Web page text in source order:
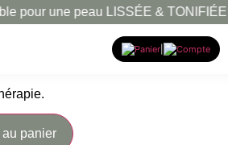
une peau LISSÉE & TONIFIÉE !
routine beauté bien-être naturelle
panier